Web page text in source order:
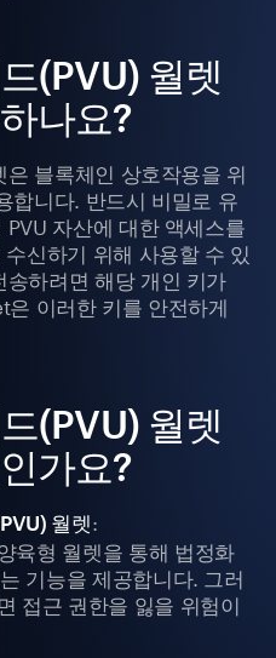
(PVU) 월렛
나요?
블록체인 상호작용을 위
합니다. 반드시 비밀로 유
자산에 대한 액세스를
신하기 위해 사용할 수 있
하려면 해당 개인 키가
이러한 키를 안전하게
(PVU) 월렛
가요?
월렛:
육형 월렛을 통해 법정화
기능을 제공합니다. 그러
접근 권한을 잃을 위험이